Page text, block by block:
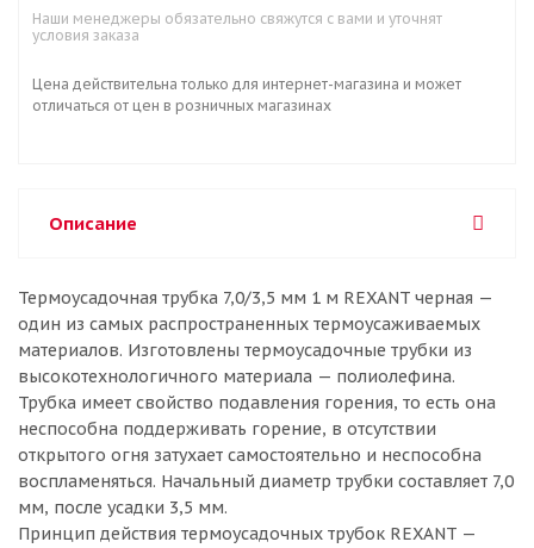
Наши менеджеры обязательно свяжутся с вами и уточнят
условия заказа
Цена действительна только для интернет-магазина и может
отличаться от цен в розничных магазинах
Описание
Термоусадочная трубка 7,0/3,5 мм 1 м REXANT черная —
один из самых распространенных термоусаживаемых
материалов. Изготовлены термоусадочные трубки из
высокотехнологичного материала — полиолефина.
Трубка имеет свойство подавления горения, то есть она
неспособна поддерживать горение, в отсутствии
открытого огня затухает самостоятельно и неспособна
воспламеняться. Начальный диаметр трубки составляет 7,0
мм, после усадки 3,5 мм.
Принцип действия термоусадочных трубок REXANT —